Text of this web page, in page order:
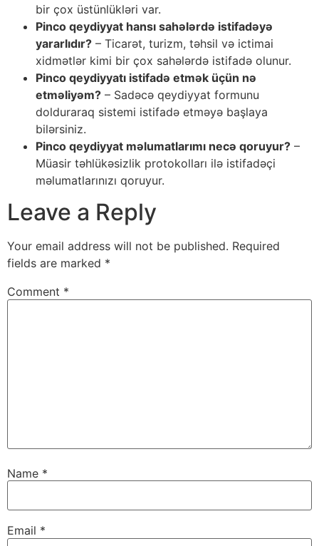
bir çox üstünlükləri var.
Pinco qeydiyyat hansı sahələrdə istifadəyə
yararlıdır? – Ticarət, turizm, təhsil və ictimai
xidmətlər kimi bir çox sahələrdə istifadə olunur.
Pinco qeydiyyatı istifadə etmək üçün nə
etməliyəm? – Sadəcə qeydiyyat formunu
dolduraraq sistemi istifadə etməyə başlaya
bilərsiniz.
Pinco qeydiyyat məlumatlarımı necə qoruyur? –
Müasir təhlükəsizlik protokolları ilə istifadəçi
məlumatlarınızı qoruyur.
Leave a Reply
Your email address will not be published. Required
fields are marked *
Comment *
Name *
Email *